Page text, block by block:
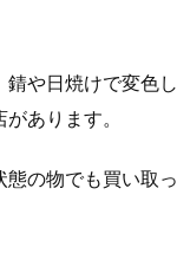
や日焼けで変色し
あります。
の物でも買い取っ